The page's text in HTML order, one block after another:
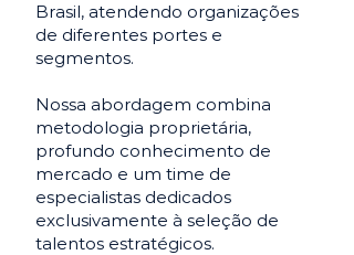
Brasil, atendendo organizações
de diferentes portes e
segmentos.
Nossa abordagem combina
metodologia proprietária,
profundo conhecimento de
mercado e um time de
especialistas dedicados
exclusivamente à seleção de
talentos estratégicos.